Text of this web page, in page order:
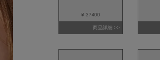
¥ 37400
商品詳細 >>